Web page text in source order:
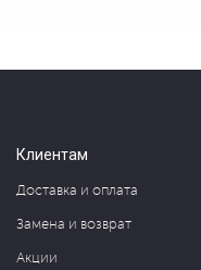
Клиентам
Доставка и оплата
Замена и возврат
Акции